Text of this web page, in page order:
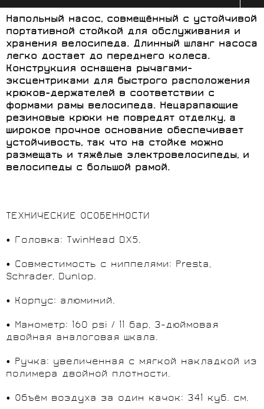
Напольный насос, совмещённый с устойчивой
портативной стойкой для обслуживания и
хранения велосипеда. Длинный шланг насоса
легко достает до переднего колеса.
Конструкция оснащена рычагами-
эксцентриками для быстрого расположения
крюков-держателей в соответствии с
формами рамы велосипеда. Нецарапающие
резиновые крюки не повредят отделку, а
широкое прочное основание обеспечивает
устойчивость, так что на стойке можно
размещать и тяжёлые электровелосипеды, и
велосипеды с большой рамой.
ТЕХНИЧЕСКИЕ ОСОБЕННОСТИ
• Головка: TwinHead DX5.
• Совместимость с ниппелями: Presta,
Schrader, Dunlop.
• Корпус: алюминий.
• Манометр: 160 psi / 11 бар, 3-дюймовая
двойная аналоговая шкала.
• Ручка: увеличенная с мягкой накладкой из
полимера двойной плотности.
• Объём воздуха за один качок: 341 куб. см.